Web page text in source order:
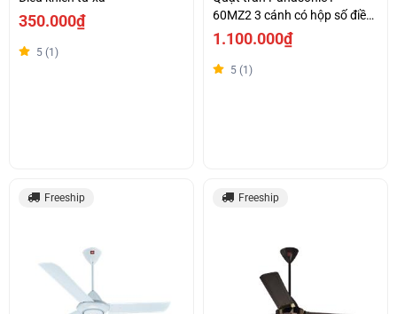
350.000₫
5 (1)
60MZ2 3 cánh có hộp số điều
khiển
1.100.000₫
5 (1)
Freeship Freeship